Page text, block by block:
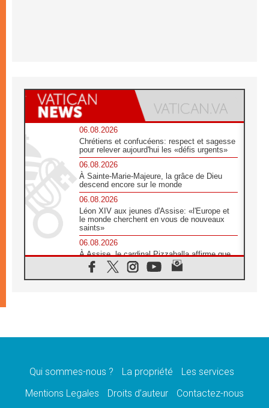
06.08.2026
Chrétiens et confucéens: respect et sagesse
pour relever aujourd'hui les «défis urgents»
06.08.2026
À Sainte-Marie-Majeure, la grâce de Dieu
descend encore sur le monde
06.08.2026
Léon XIV aux jeunes d'Assise: «l'Europe et
le monde cherchent en vous de nouveaux
saints»
06.08.2026
À Assise, le cardinal Pizzaballa affirme que
«les chrétiens veulent la paix»
06.08.2026
message de paix et de dignité humaine»
«La visite du Pape en Uruguay renforcera
Qui sommes-nous ? La propriété
Les services
Mentions Legales
Droits d’auteur Contactez-nous